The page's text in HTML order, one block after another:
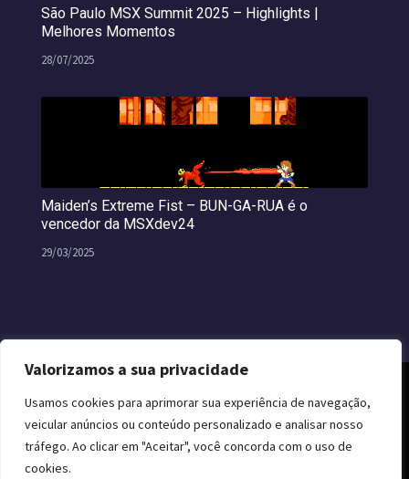
Valorizamos a sua privacidade
Usamos cookies para aprimorar sua experiência de navegação,
veicular anúncios ou conteúdo personalizado e analisar nosso
tráfego. Ao clicar em "Aceitar", você concorda com o uso de
cookies.
São Paulo MSX Summit 2025 – Highlights |
Melhores Momentos
28/07/2025
Maiden’s Extreme Fist – BUN-GA-RUA é o
vencedor da MSXdev24
29/03/2025